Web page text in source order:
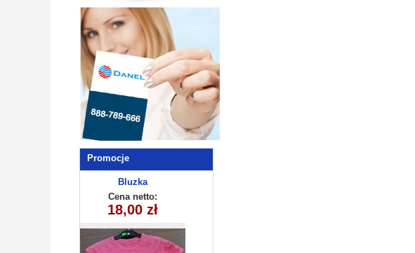
Promocje
Bluzka
dziewczęca
270625-4(4-14)
6szt
Cena netto:
18,00 zł